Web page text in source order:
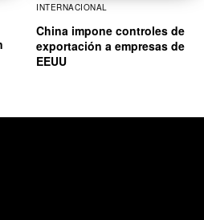
INTERNACIONAL
China impone controles de
exportación a empresas de
EEUU